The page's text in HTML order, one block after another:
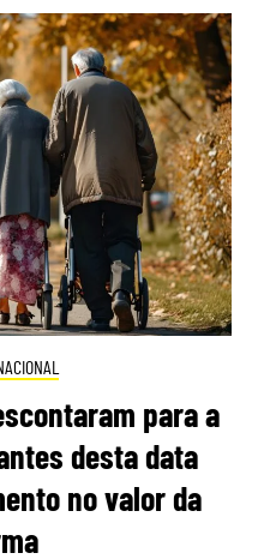
para a
desta data
no valor da